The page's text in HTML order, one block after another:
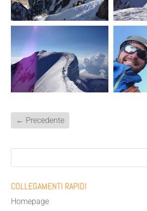
← Precedente
COLLEGAMENTI RAPIDI
Homepage